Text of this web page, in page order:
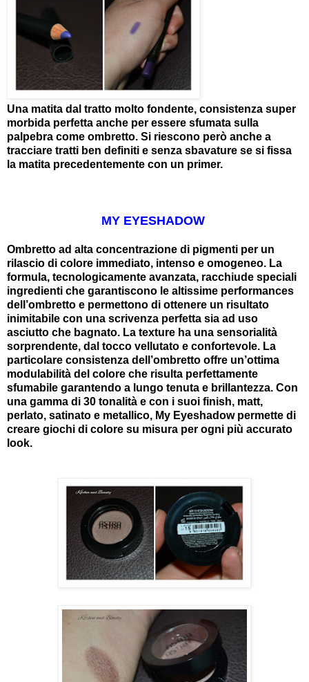
Una matita dal tratto molto fondente, consistenza super
morbida perfetta anche per essere sfumata sulla
palpebra come ombretto. Si riescono però anche a
tracciare tratti ben definiti e senza sbavature se si fissa
la matita precedentemente con un primer.
MY EYESHADOW
Ombretto ad alta concentrazione di pigmenti per un
rilascio di colore immediato, intenso e omogeneo. La
formula, tecnologicamente avanzata, racchiude speciali
ingredienti che garantiscono le altissime performances
dell’ombretto e permettono di ottenere un risultato
inimitabile con una scrivenza perfetta sia ad uso
asciutto che bagnato. La texture ha una sensorialità
sorprendente, dal tocco vellutato e confortevole. La
particolare consistenza dell’ombretto offre un’ottima
modulabilità del colore che risulta perfettamente
sfumabile garantendo a lungo tenuta e brillantezza. Con
una gamma di 30 tonalità e con i suoi finish, matt,
perlato, satinato e metallico, My Eyeshadow permette di
creare giochi di colore su misura per ogni più accurato
look.